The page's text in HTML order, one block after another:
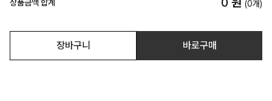
상품금액 합계 (0개)
장바구니 바로구매